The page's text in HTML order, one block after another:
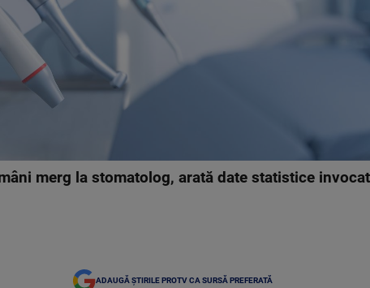
merg la stomatolog, arată date statistice
ADAUGĂ ȘTIRILE PROTV CA SURSĂ PREFERATĂ